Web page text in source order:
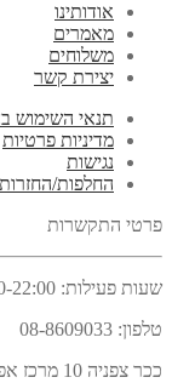
אודותינו
מאמרים
משלוחים
יצירת קשר
תנאי השימוש
מדיניות פרטיות
נגישות
החלפות/החזרות
פרטי התקשרות
שעות פעילות: 22:00
טלפון: 08-8609033
ככר צפניה 10 מרכז אפרידר אשקלון